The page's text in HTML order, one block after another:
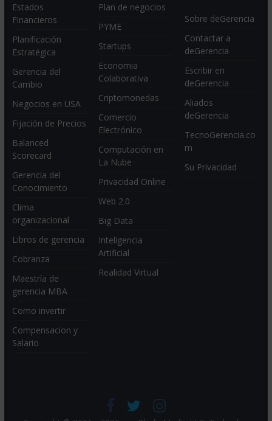
Estados
Financieros
Planificación
Estratégica
Gerencia del
Cambio
Negocios en USA
Fijación de Precios
Balanced
Scorecard
Gerencia del
Conocimiento
Clima
organizacional
Libros de gerencia
Cobranza
Maestría de
gerencia MBA
Como invertir
Compensacion y
Salario
Plan de negocios
PYME
Startups
Economia
Colaborativa
Criptomonedas
Comercio
Electrónico
Computación en
La Nube
Privacidad Online
Web 2.0
Big Data
Inteligencia
Artificial
Realidad Virtual
Sobre deGerencia
Contactar a
deGerencia
Escribir en
deGerencia
Aliados
deGerencia
TecnoGerencia.co
m
Su Privacidad